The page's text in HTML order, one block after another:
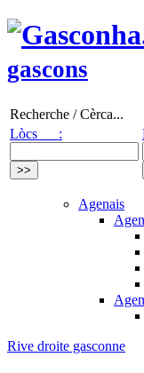
gascons
Recherche / Cèrca...
Lòcs :
Agenais
Rive droite gasconne